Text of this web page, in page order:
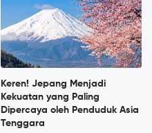
Keren! Jepang Menjadi
Kekuatan yang Paling
Dipercaya oleh Penduduk Asia
Tenggara